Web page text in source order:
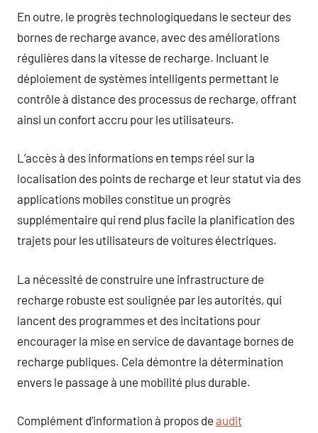
En outre, le progrès technologiquedans le secteur des
bornes de recharge avance, avec des améliorations
régulières dans la vitesse de recharge. Incluant le
déploiement de systèmes intelligents permettant le
contrôle à distance des processus de recharge, offrant
ainsi un confort accru pour les utilisateurs.
L’accès à des informations en temps réel sur la
localisation des points de recharge et leur statut via des
applications mobiles constitue un progrès
supplémentaire qui rend plus facile la planification des
trajets pour les utilisateurs de voitures électriques.
La nécessité de construire une infrastructure de
recharge robuste est soulignée par les autorités, qui
lancent des programmes et des incitations pour
encourager la mise en service de davantage bornes de
recharge publiques. Cela démontre la détermination
envers le passage à une mobilité plus durable.
Complément d’information à propos de audit